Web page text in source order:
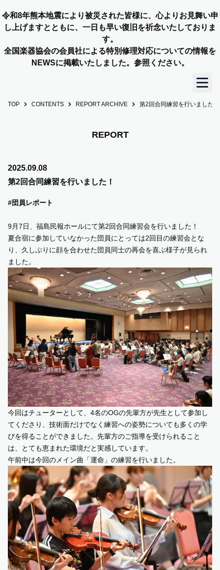
令和8年熊本地震により被災された皆様に、心よりお見舞い申
し上げますとともに、一日も早い復旧を祈念いたしておりま
す。
全国楽器協会の会員社による特別修理対応についての情報を
NEWSに掲載いたしました。参照ください。
TOP
OUR STORY
SUPPORT US
COMMUNITY
CONTENTS
JP EN
TOP CONTENTS REPORT ARCHIVE 第2回合同練習を行いました！
REPORT
2025.09.08
第2回合同練習を行いました！
#団員レポート
9月7日、福島民報ホールにて第2回合同練習会を行いました！
夏合宿に参加していなかった団員にとっては2回目の練習会とな
り、久しぶりに顔を合わせた団員同士の再会を喜ぶ様子が見られ
ました。
今回はチューターとして、4名のOGの先輩方が先生として参加し
てくださり、技術面だけでなく練習への姿勢についても多くの学
びを得ることができました。先輩方のご指導を受けられること
は、とても恵まれた環境だと実感しています。
午前中は今回のメイン曲「運命」の練習を行いました。